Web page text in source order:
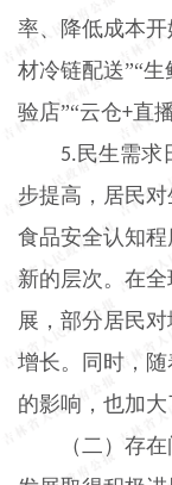
率、降低成本
材冷链配送”“生
验店”“云仓+直
5.民生需求
步提高，居民
食品安全认知
新的层次。在
展，部分居民
增长。同时，
的影响，也加大
（二）存